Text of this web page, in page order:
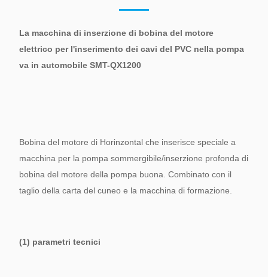
La macchina di inserzione di bobina del motore
elettrico per l'inserimento dei cavi del PVC nella pompa
va in automobile SMT-QX1200
Bobina del motore di Horinzontal che inserisce speciale a
macchina per la pompa sommergibile/inserzione profonda di
bobina del motore della pompa buona. Combinato con il
taglio della carta del cuneo e la macchina di formazione.
(1) parametri tecnici